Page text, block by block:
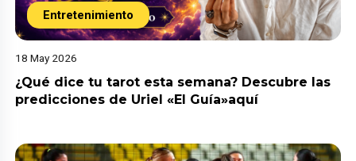
Entretenimiento
18 May 2026
¿Qué dice tu tarot esta semana? Descubre las
predicciones de Uriel «El Guía»aquí